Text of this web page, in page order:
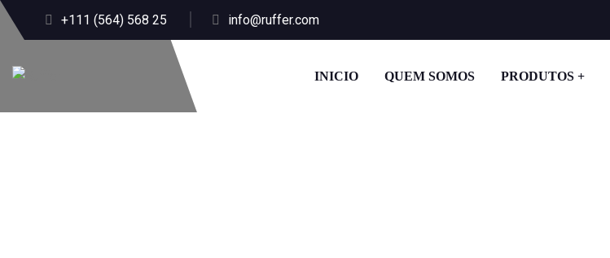
+111 (564) 568 25 info@ruffer.com
INICIO QUEM SOMOS PRODUTOS